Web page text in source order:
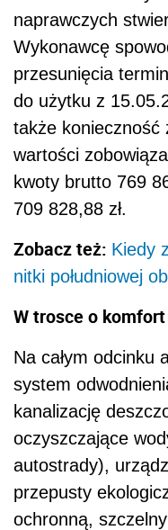
naprawczych
Wykonawcę
przesunięcia
do użytku z
także konieczność
wartości
kwoty brutto 769
709 828,88 zł.
Zobacz też: Kiedy
nitki południowej
W trosce o
Na całym odcinku
system
kanalizację
oczyszczające
autostrady),
przepusty
ochronną,